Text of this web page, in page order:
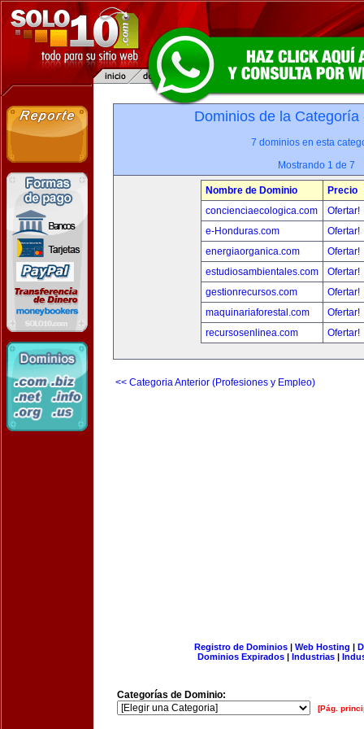
Dominios de la
7 dominios en esta
Mostrando 1 de 7
Nombre de Dominio
Precio
concienciaecologica.com
Ofertar!
e-Honduras.com
Ofertar!
energiaorganica.com
Ofertar!
estudiosambientales.com
Ofertar!
gestionrecursos.com
Ofertar!
maquinariaforestal.com
Ofertar!
recursosenlinea.com
Ofertar!
<< Categoria Anterior (Profesiones y Empleo)
Registro de Dominios| Web Hosting |
Dominios Expirados | Industrias |
Categorías de Dominio:
[Pág.